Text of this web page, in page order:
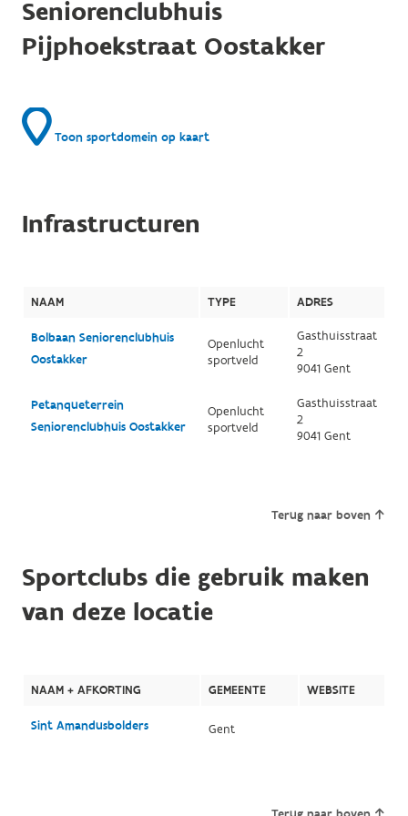
Seniorenclubhuis
Pijphoekstraat Oostakker
Toon sportdomein op kaart
Infrastructuren
NAAM TYPE ADRES
Bolbaan Seniorenclubhuis
Oostakker
Openlucht
sportveld
Gasthuisstraat
2
9041 Gent
Petanqueterrein
Seniorenclubhuis Oostakker
Openlucht
sportveld
Gasthuisstraat
2
9041 Gent
Terug naar boven
Sportclubs die gebruik maken
van deze locatie
NAAM + AFKORTING GEMEENTE WEBSITE
Sint Amandusbolders Gent